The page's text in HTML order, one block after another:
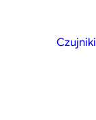
Czujniki